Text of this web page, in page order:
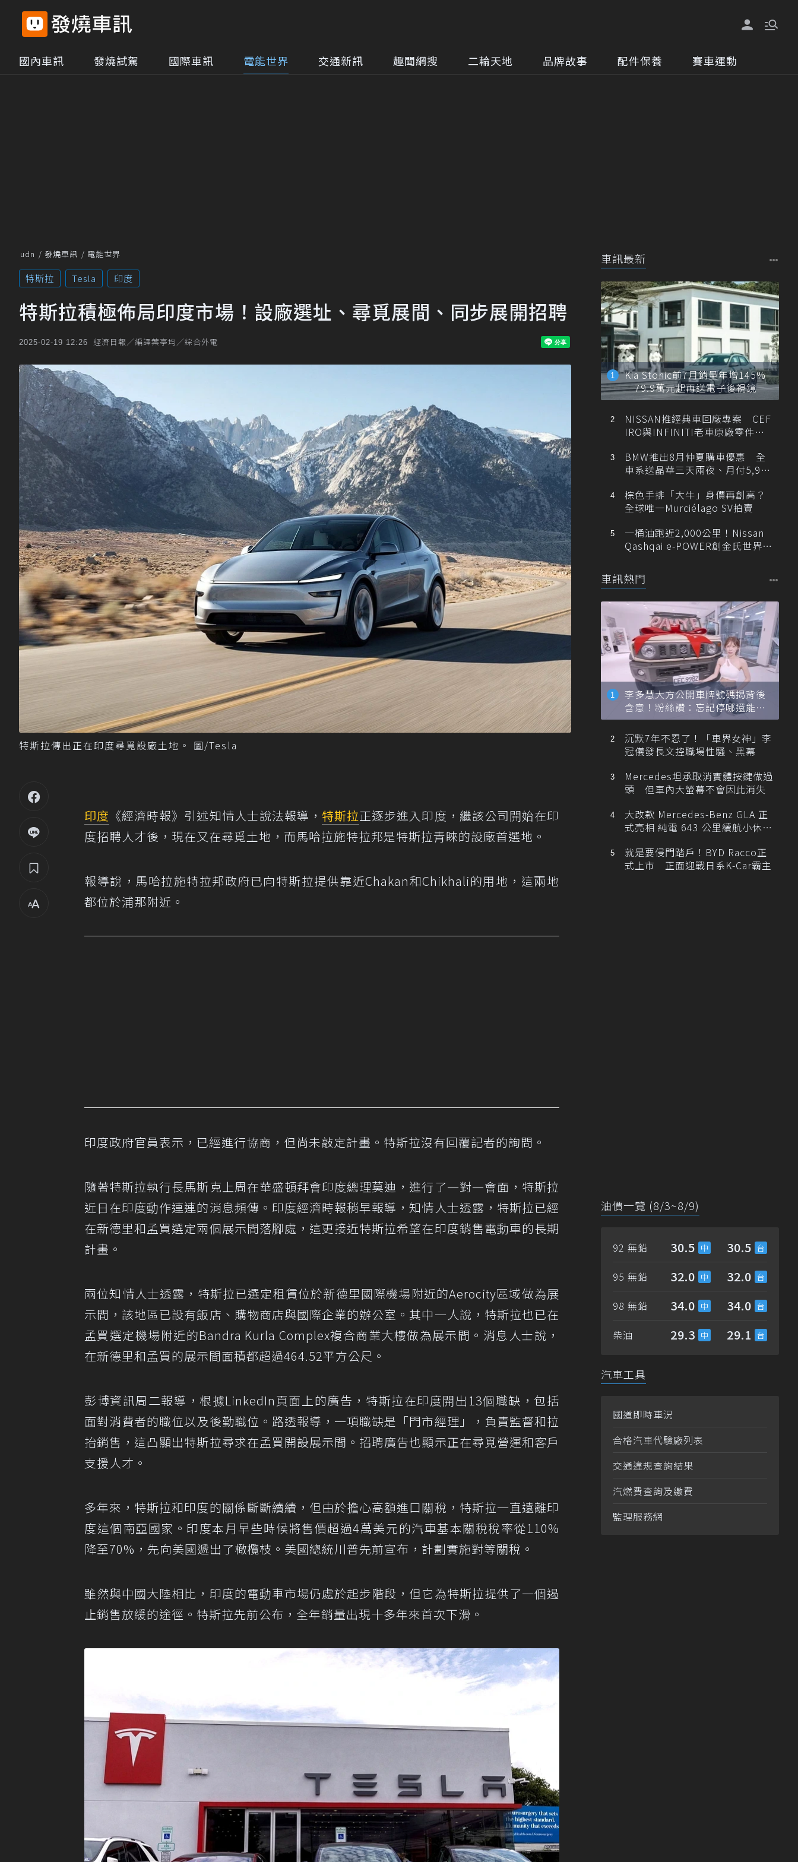
國內車訊 發燒試駕 國際車訊 電能世界 交通新訊 趣聞網搜 二輪天地 品牌故事 配件保養 賽車運動
udn 發燒車訊 電能世界
特斯拉 Tesla 印度
特斯拉積極佈局印度市場！設廠選址、尋覓展間、同步展開招聘
2025-02-19 12:26 經濟日報／編譯葉亭均／綜合外電
特斯拉傳出正在印度尋覓設廠土地。 圖/Tesla
印度 《經濟時報》引述知情人士說法報導， 特斯拉正逐步進入印度，繼該公司開始在印
度招聘人才後，現在又在尋覓土地，而馬哈拉施特拉邦是特斯拉青睞的設廠首選地。
報導說，馬哈拉施特拉邦政府已向特斯拉提供靠近Chakan和Chikhali的用地，這兩地
都位於浦那附近。
印度政府官員表示，已經進行協商，但尚未敲定計畫。特斯拉沒有回覆記者的詢問。
隨著特斯拉執行長馬斯克上周在華盛頓拜會印度總理莫迪，進行了一對一會面，特斯拉
近日在印度動作連連的消息頻傳。印度經濟時報稍早報導，知情人士透露，特斯拉已經
在新德里和孟買選定兩個展示間落腳處，這更接近特斯拉希望在印度銷售電動車的長期
計畫。
兩位知情人士透露，特斯拉已選定租賃位於新德里國際機場附近的Aerocity區域做為展
示間，該地區已設有飯店、購物商店與國際企業的辦公室。其中一人說，特斯拉也已在
孟買選定機場附近的Bandra Kurla Complex複合商業大樓做為展示間。消息人士說，
在新德里和孟買的展示間面積都超過464.52平方公尺。
彭博資訊周二報導，根據LinkedIn頁面上的廣告，特斯拉在印度開出13個職缺，包括
面對消費者的職位以及後勤職位。路透報導，一項職缺是「門市經理」，負責監督和拉
抬銷售，這凸顯出特斯拉尋求在孟買開設展示間。招聘廣告也顯示正在尋覓營運和客戶
支援人才。
多年來，特斯拉和印度的關係斷斷續續，但由於擔心高額進口關稅，特斯拉一直遠離印
度這個南亞國家。印度本月早些時候將售價超過4萬美元的汽車基本關稅稅率從110%
降至70%，先向美國遞出了橄欖枝。美國總統川普先前宣布，計劃實施對等關稅。
雖然與中國大陸相比，印度的電動車市場仍處於起步階段，但它為特斯拉提供了一個遏
止銷售放緩的途徑。特斯拉先前公布，全年銷量出現十多年來首次下滑。
車訊最新
Kia Stonic前7月銷量年增145%
79.9萬元起再送電子後視鏡
NISSAN推經典車回廠專案 CEF
IRO與INFINITI老車原廠零件最
BMW推出8月仲夏購車優惠 全
車系送晶華三天兩夜、月付5,900
棕色手排「大牛」身價再創高？
全球唯一Murciélago SV拍賣
一桶油跑近2,000公里！Nissan
Qashqai e-POWER創金氏世界紀
車訊熱門
李多慧大方公開車牌號碼揭背後
含意！粉絲讚：忘記停哪還能幫
忙找車
沉默7年不忍了！「車界女神」李
冠儀發長文控職場性騷、黑幕
Mercedes坦承取消實體按鍵做過
頭 但車內大螢幕不會因此消失
大改款 Mercedes-Benz GLA 正
式亮相 純電 643 公里續航小休
就是要侵門踏戶！BYD Racco正
式上市 正面迎戰日系K-Car霸主
油價一覽 (8/3~8/9)
92 無鉛 30.5 30.5
95 無鉛 32.0 32.0
98 無鉛 34.0 34.0
柴油 29.3 29.1
汽車工具
國道即時車況
合格汽車代驗廠列表
交通違規查詢結果
汽燃費查詢及繳費
監理服務網